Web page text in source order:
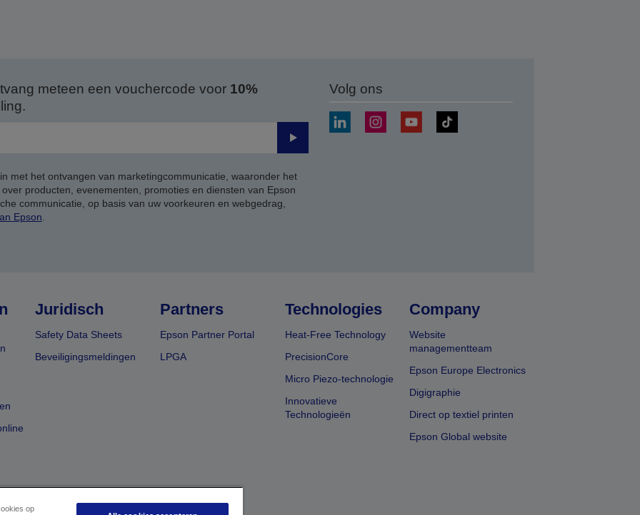
meteen een vouchercode voor 10%
Verzenden
met het ontvangen van marketingcommunicatie, waaronder het
producten, evenementen, promoties en diensten van Epson
communicatie, op basis van uw voorkeuren en webgedrag,
Epson
Volg ons
Juridisch
Safety Data Sheets
Beveiligingsmeldingen
Partners
Epson Partner Portal
LPGA
Technologies
Heat-Free Technology
PrecisionCore
Micro Piezo-technologie
Innovatieve
Technologieën
Company
Website
managementteam
Epson Europe Electronics
Digigraphie
Direct op textiel printen
Epson Global website
op